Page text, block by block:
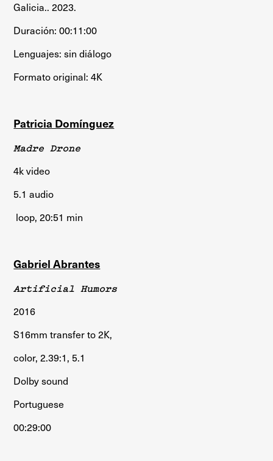
Galicia.. 2023.
Duración: 00:11:00
Lenguajes: sin diálogo
Formato original: 4K
Patricia Domínguez
Madre Drone
4k video
5.1 audio
loop, 20:51 min
Gabriel Abrantes
Artificial Humors
2016
S16mm transfer to 2K,
color, 2.39:1, 5.1
Dolby sound
Portuguese
00:29:00